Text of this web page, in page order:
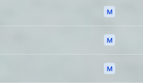
M
M
M